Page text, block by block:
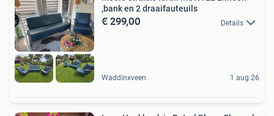
,bank en 2 draaifauteuils
€ 299,00 Details
Waddinxveen 1 aug 26